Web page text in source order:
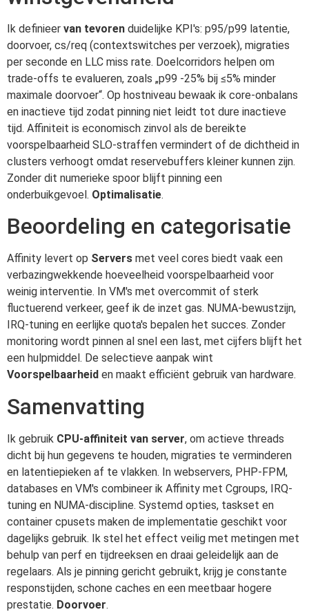
Ik definieer van tevoren duidelijke KPI's: p95/p99 latentie,
doorvoer, cs/req (contextswitches per verzoek), migraties
per seconde en LLC miss rate. Doelcorridors helpen om
trade-offs te evalueren, zoals „p99 -25% bij ≤5% minder
maximale doorvoer“. Op hostniveau bewaak ik core-onbalans
en inactieve tijd zodat pinning niet leidt tot dure inactieve
tijd. Affiniteit is economisch zinvol als de bereikte
voorspelbaarheid SLO-straffen vermindert of de dichtheid in
clusters verhoogt omdat reservebuffers kleiner kunnen zijn.
Zonder dit numerieke spoor blijft pinning een
onderbuikgevoel. Optimalisatie.
Beoordeling en categorisatie
Affinity levert op Servers met veel cores biedt vaak een
verbazingwekkende hoeveelheid voorspelbaarheid voor
weinig interventie. In VM's met overcommit of sterk
fluctuerend verkeer, geef ik de inzet gas. NUMA-bewustzijn,
IRQ-tuning en eerlijke quota's bepalen het succes. Zonder
monitoring wordt pinnen al snel een last, met cijfers blijft het
een hulpmiddel. De selectieve aanpak wint
Voorspelbaarheid en maakt efficiënt gebruik van hardware.
Samenvatting
Ik gebruik CPU-affiniteit van server, om actieve threads
dicht bij hun gegevens te houden, migraties te verminderen
en latentiepieken af te vlakken. In webservers, PHP-FPM,
databases en VM's combineer ik Affinity met Cgroups, IRQ-
tuning en NUMA-discipline. Systemd opties, taskset en
container cpusets maken de implementatie geschikt voor
dagelijks gebruik. Ik stel het effect veilig met metingen met
behulp van perf en tijdreeksen en draai geleidelijk aan de
regelaars. Als je pinning gericht gebruikt, krijg je constante
responstijden, schone caches en een meetbaar hogere
prestatie. Doorvoer.